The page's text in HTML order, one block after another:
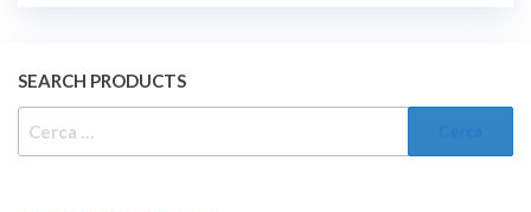
SEARCH PRODUCTS